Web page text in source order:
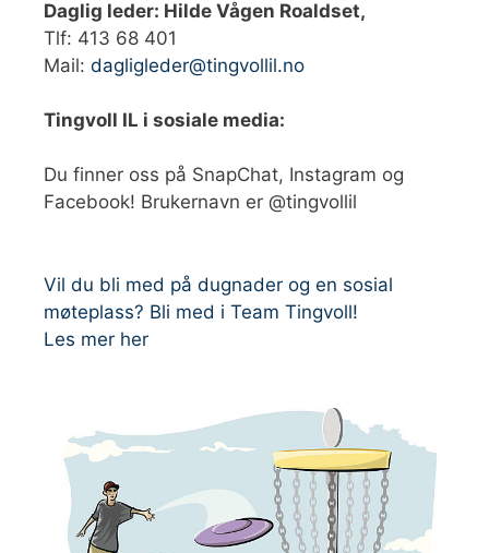
Daglig leder: Hilde Vågen Roaldset,
Tlf: 413 68 401‬
Mail: dagligleder@tingvollil.no
Tingvoll IL i sosiale media:
Du finner oss på SnapChat, Instagram og
Facebook! Brukernavn er @tingvollil
Vil du bli med på dugnader og en sosial
møteplass? Bli med i Team Tingvoll!
Les mer her